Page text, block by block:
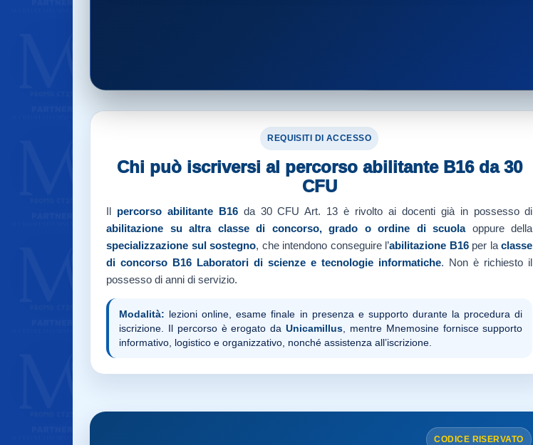
REQUISITI DI ACCESSO
Chi può iscriversi al percorso abilitante B16 da 30
CFU
Il percorso abilitante B16 da 30 CFU Art. 13 è rivolto ai docenti già in possesso di
abilitazione su altra classe di concorso, grado o ordine di scuolaoppure della
specializzazione sul sostegno, che intendono conseguire l’abilitazione B16per laclasse
di concorso B16 Laboratori di scienze e tecnologie informatiche. Non è richiesto il
possesso di anni di servizio.
Modalità: lezioni online, esame finale in presenza e supporto durante la procedura di
iscrizione. Il percorso è erogato daUnicamillus , mentre Mnemosine fornisce supporto
informativo, logistico e organizzativo, nonché assistenza all’iscrizione.
CODICE RISERVATO